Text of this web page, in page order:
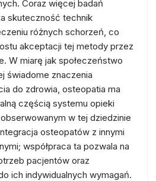
Coraz więcej badań
skuteczność technik
różnych schorzeń, co
akceptacji tej metody przez
W miarę jak społeczeństwo
świadome znaczenia
do zdrowia, osteopatia ma
częścią systemu opieki
w tej dziedzinie
osteopatów z innymi
współpraca ta pozwala na
pacjentów oraz
ich indywidualnych wymagań.